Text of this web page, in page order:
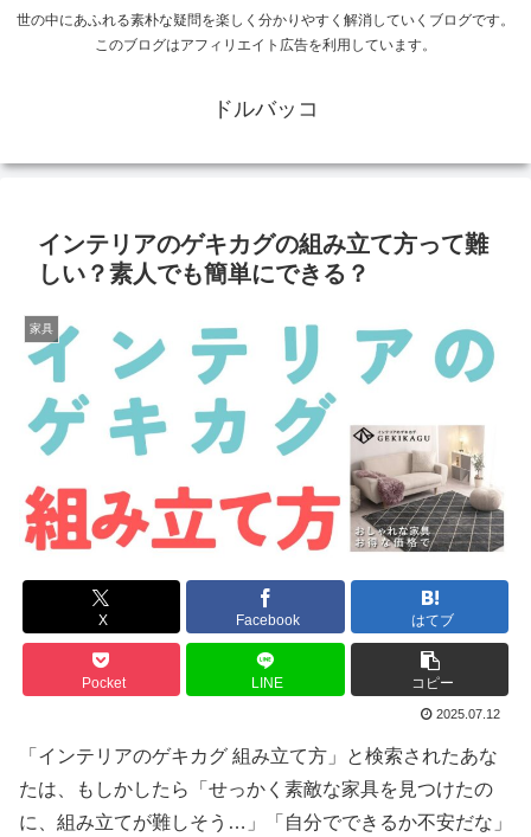
世の中にあふれる素朴な疑問を楽しく分かりやすく解消していくブログです。
このブログはアフィリエイト広告を利用しています。
ドルバッコ
インテリアのゲキカグの組み立て方って難
しい？素人でも簡単にできる？
家具
X Facebook はてブ
Pocket LINE コピー
2025.07.12
「インテリアのゲキカグ 組み立て方」と検索されたあな
たは、もしかしたら「せっかく素敵な家具を見つけたの
に、組み立てが難しそう…」「自分でできるか不安だな」